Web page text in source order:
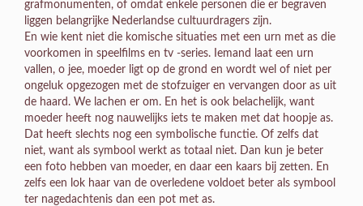
grafmonumenten, of omdat enkele personen die er begraven
liggen belangrijke Nederlandse cultuurdragers zijn.
En wie kent niet die komische situaties met een urn met as die
voorkomen in speelfilms en tv -series. Iemand laat een urn
vallen, o jee, moeder ligt op de grond en wordt wel of niet per
ongeluk opgezogen met de stofzuiger en vervangen door as uit
de haard. We lachen er om. En het is ook belachelijk, want
moeder heeft nog nauwelijks iets te maken met dat hoopje as.
Dat heeft slechts nog een symbolische functie. Of zelfs dat
niet, want als symbool werkt as totaal niet. Dan kun je beter
een foto hebben van moeder, en daar een kaars bij zetten. En
zelfs een lok haar van de overledene voldoet beter als symbool
ter nagedachtenis dan een pot met as.